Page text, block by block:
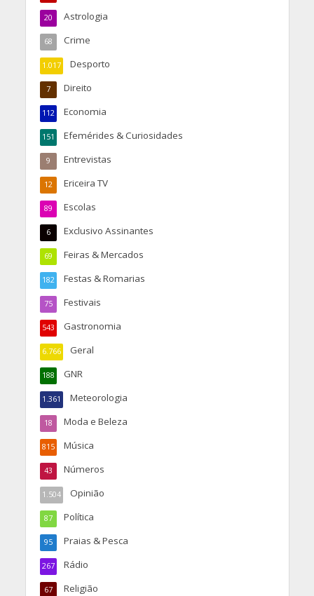
Astrologia
20
Crime
68
Desporto
1.017
Direito
7
Economia
112
Efemérides & Curiosidades
151
Entrevistas
9
Ericeira TV
12
Escolas
89
Exclusivo Assinantes
6
Feiras & Mercados
69
Festas & Romarias
182
Festivais
75
Gastronomia
543
Geral
6.766
GNR
188
Meteorologia
1.361
Moda e Beleza
18
Música
815
Números
43
Opinião
1.504
Política
87
Praias & Pesca
95
Rádio
267
Religião
67